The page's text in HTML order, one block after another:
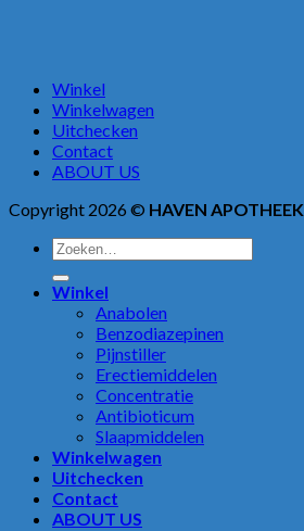
Winkel
Winkelwagen
Uitchecken
Contact
ABOUT US
Copyright 2026 © HAVEN APOTHEEK
Zoeken
naar:
Winkel
Anabolen
Benzodiazepinen
Pijnstiller
Erectiemiddelen
Concentratie
Antibioticum
Slaapmiddelen
Winkelwagen
Uitchecken
Contact
ABOUT US